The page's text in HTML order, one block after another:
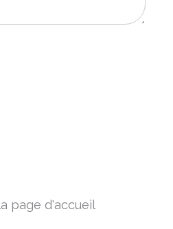
page d'accueil